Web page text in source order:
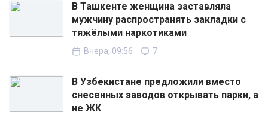
В Ташкенте женщина заставляла
мужчину распространять закладки с
тяжёлыми наркотиками
Вчера, 09:56 7
В Узбекистане предложили вместо
снесенных заводов открывать парки, а
не ЖК